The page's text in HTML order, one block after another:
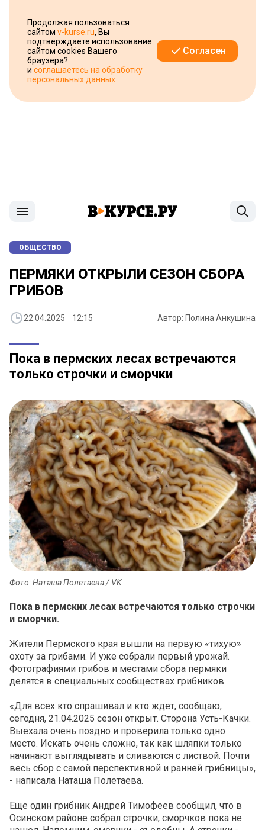
Продолжая пользоваться
сайтом v-kurse.ru, Вы
подтверждаете использование
сайтом cookies Вашего
браузера?
и соглашаетесь на обработку
персональных данных
Согласен
ОБЩЕСТВО
ПЕРМЯКИ ОТКРЫЛИ СЕЗОН СБОРА
ГРИБОВ
22.04.2025 12:15 Автор: Полина Анкушина
Пока в пермских лесах встречаются
только строчки и сморчки
Фото: Наташа Полетаева / VK
Пока в пермских лесах встречаются только строчки
и сморчки.
Жители Пермского края вышли на первую «тихую»
охоту за грибами. И уже собрали первый урожай.
Фотографиями грибов и местами сбора пермяки
делятся в специальных сообществах грибников.
«Для всех кто спрашивал и кто ждет, сообщаю,
сегодня, 21.04.2025 сезон открыт. Сторона Усть-Качки.
Выехала очень поздно и проверила только одно
место. Искать очень сложно, так как шляпки только
начинают выглядывать и сливаются с листвой. Почти
весь сбор с самой перспективной и ранней грибницы»,
- написала Наташа Полетаева.
Еще один грибник Андрей Тимофеев сообщил, что в
Осинском районе собрал строчки, сморчков пока не